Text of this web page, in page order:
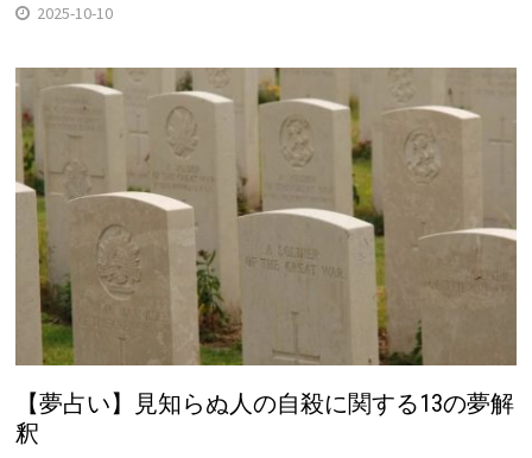
2025-10-10
【夢占い】見知らぬ人の自殺に関する13の夢解
釈